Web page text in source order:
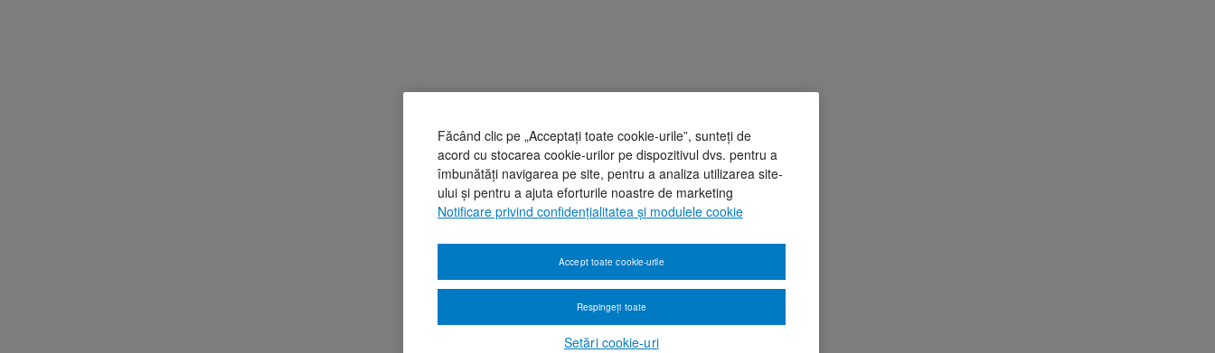
Făcând clic pe „Acceptați toate cookie-urile”, sunteți de
acord cu stocarea cookie-urilor pe dispozitivul dvs. pentru a
îmbunătăți navigarea pe site, pentru a analiza utilizarea site-
ului și pentru a ajuta eforturile noastre de marketing
Notificare privind confidențialitatea și modulele cookie
Setări cookie-uri
Respingeți toate
Accept toate cookie-urile